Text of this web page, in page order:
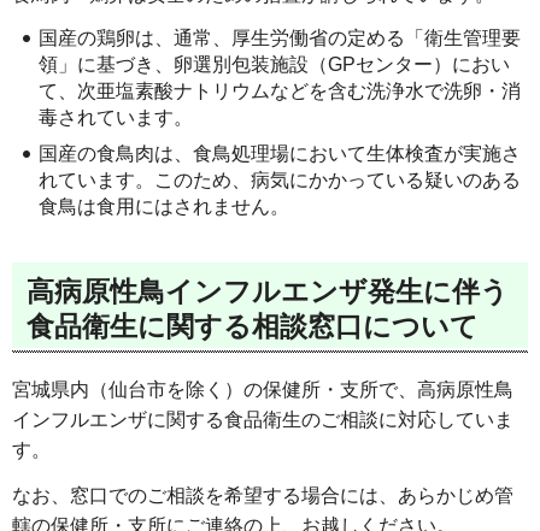
国産の鶏卵は、通常、厚生労働省の定める「衛生管理要
領」に基づき、卵選別包装施設（GPセンター）におい
て、次亜塩素酸ナトリウムなどを含む洗浄水で洗卵・消
毒されています。
国産の食鳥肉は、食鳥処理場において生体検査が実施さ
れています。このため、病気にかかっている疑いのある
食鳥は食用にはされません。
高病原性鳥インフルエンザ発生に伴う
食品衛生に関する相談窓口について
宮城県内（仙台市を除く）の保健所・支所で、高病原性鳥
インフルエンザに関する食品衛生のご相談に対応していま
す。
なお、窓口でのご相談を希望する場合には、あらかじめ管
轄の保健所・支所にご連絡の上、お越しください。